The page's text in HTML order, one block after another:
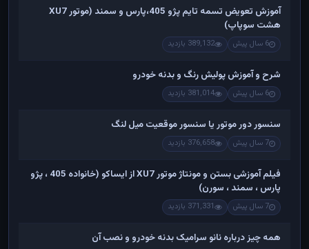
آموزش تعویض تسمه تایم پژو 405،پارس و سمند (موتور XU7
هشت سوپاپ)
6 سال پیش 389,132 بازدید
شرح و آموزش پولیش رنگ و بدنه خودرو
6 سال پیش 381,014 بازدید
سنسور دور موتور یا سنسور موقعیت میل لنگ
7 سال پیش 376,658 بازدید
فیلم آموزشی بستن و مونتاژ موتور XU7 از ایساکو (خانواده 405 ، پژو
پارس ، سمند ، سورن)
7 سال پیش 371,331 بازدید
همه چیز درباره نانو سرامیک بدنه خودرو و نصب آن